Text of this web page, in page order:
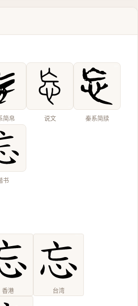
简帛 说文 秦系简牍
书
香港 台湾